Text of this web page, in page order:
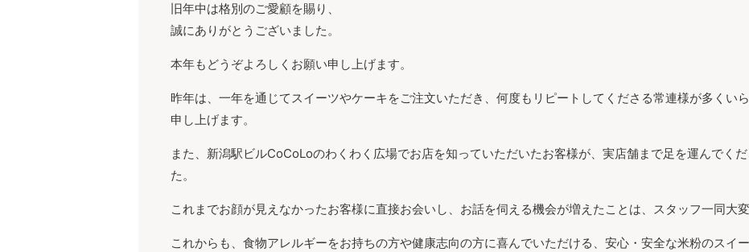
旧年中は格別のご愛顧を賜り、
誠にありがとうございました。
本年もどうぞよろしくお願い申し上げます。
昨年は、一年を通じてスイーツやケーキをご注文いただき、何度もリピートしてくださる常連様が多くい
申し上げます。
また、新潟駅ビルCoCoLoのわくわく広場でお店を知っていただいたお客様が、実店舗まで足を運んでく
た。
これまでお顔が見えなかったお客様に直接お会いし、お話を伺える機会が増えたことは、スタッフ一同大
これからも、食物アレルギーをお持ちの方や健康志向の方に喜んでいただける、安心・安全な米粉のスイ